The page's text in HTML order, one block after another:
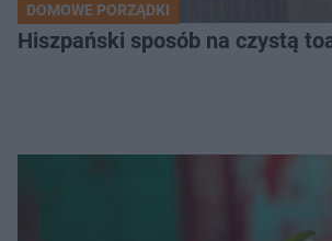
DOMOWE PORZĄDKI
Hiszpański sposób na czystą